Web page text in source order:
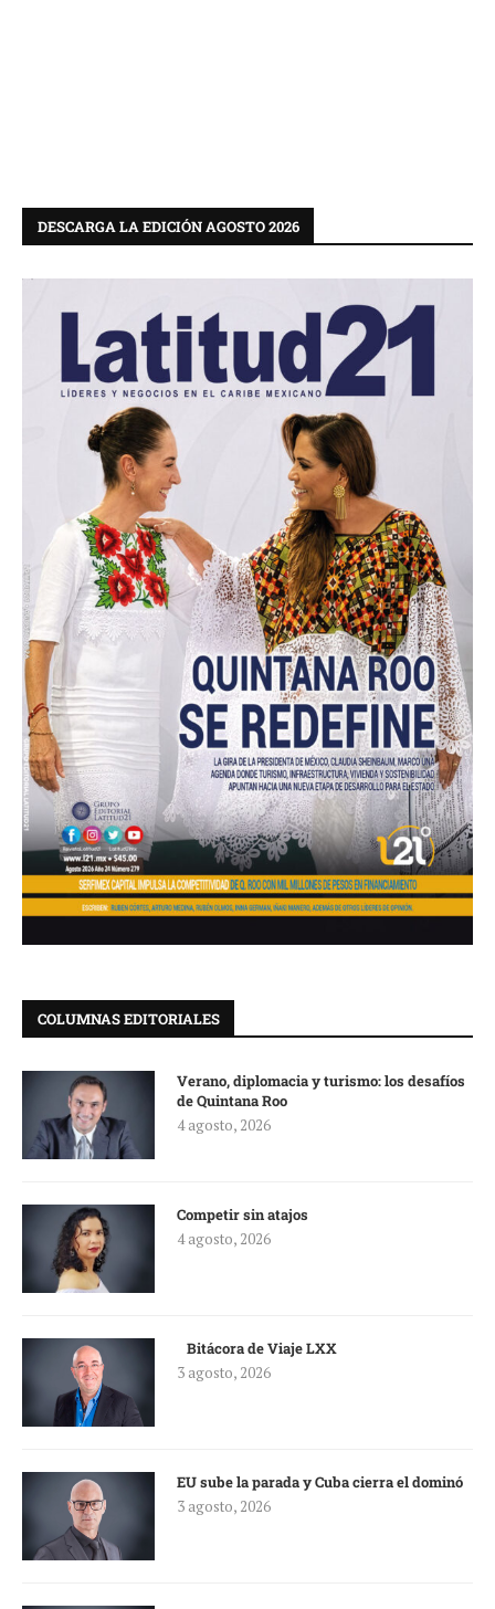
DESCARGA LA EDICIÓN AGOSTO 2026
COLUMNAS EDITORIALES
Verano, diplomacia y turismo: los desafíos
de Quintana Roo
4 agosto, 2026
Competir sin atajos
4 agosto, 2026
Bitácora de Viaje LXX
3 agosto, 2026
EU sube la parada y Cuba cierra el dominó
3 agosto, 2026